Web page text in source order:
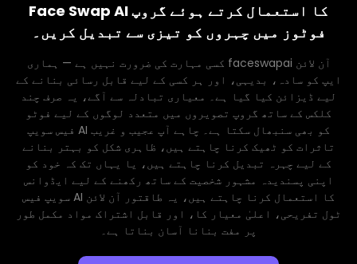
Face Swap AI کا استعمال کرتے ہوئے گروپ
فوٹوز میں چہروں کو تیزی سے تبدیل کریں۔
کسی مہارت کی ضرورت نہیں ہے — ہماری faceswapai آن لائن
ایپ کو سادہ، بدیہی، اور ہر کسی کے لیے قابل رسائی بنانے کے
لیے ڈیزائن کیا گیا ہے۔ معیاری تبادلہ سے آگے، یہ صرف چند
کلکس کے ساتھ گروپ تصویروں میں متعدد لوگوں کے لیے فوٹو
فیس سویپ AI کو بھی سنبھال سکتا ہے۔ چاہے آپ عجیب و غریب
تاثرات کو ٹھیک کرنا چاہتے ہیں، ظاہری شکل کو بہتر بنانے
کے لیے چہرہ تبدیل کرنا چاہتے ہیں، یا یہاں تک کہ خود کو
اپنی پسندیدہ مشہور شخصیت کے ساتھ رکھنے کے لیے ایڈوانس
سویپ فیس AI کا استعمال کرنا چاہتے ہیں، یہ طاقتور آن لائن
ٹول تفریحی، اعلیٰ معیار کا، اور قابل اشتراک مواد مکمل طور
پر مفت بنانا آسان بناتا ہے۔